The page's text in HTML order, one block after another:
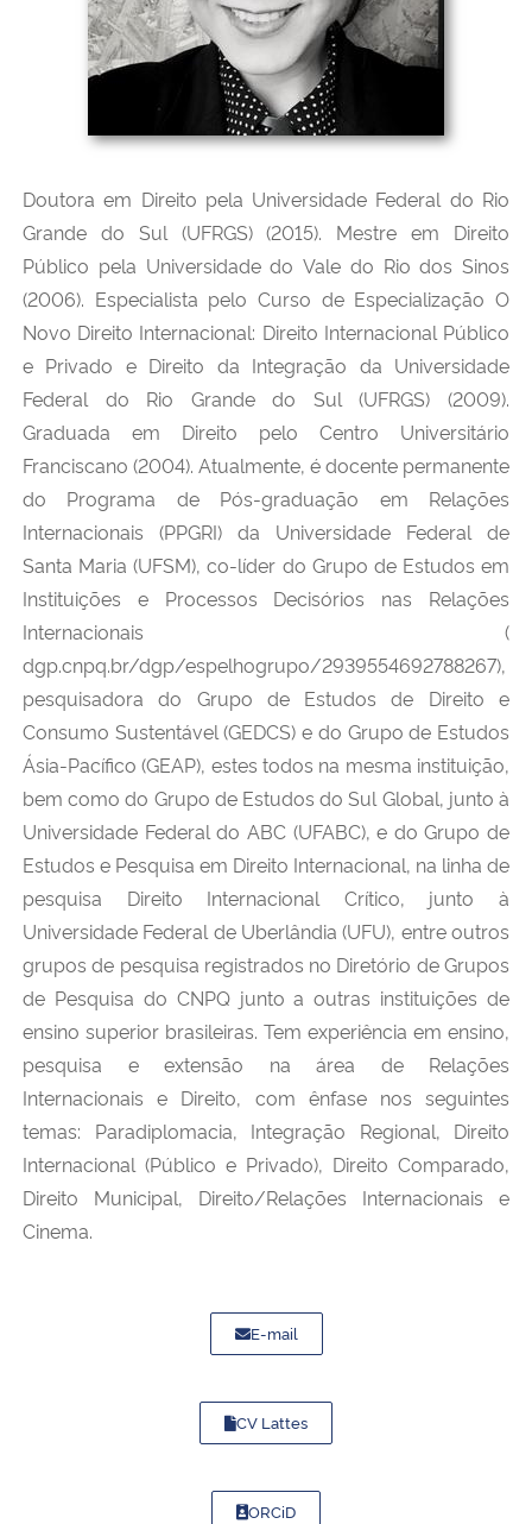
Doutora em Direito pela Universidade Federal do Rio
Grande do Sul (UFRGS) (2015). Mestre em Direito
Público pela Universidade do Vale do Rio dos Sinos
(2006). Especialista pelo Curso de Especialização O
Novo Direito Internacional: Direito Internacional Público
e Privado e Direito da Integração da Universidade
Federal do Rio Grande do Sul (UFRGS) (2009).
Graduada em Direito pelo Centro Universitário
Franciscano (2004). Atualmente, é docente permanente
do Programa de Pós-graduação em Relações
Internacionais (PPGRI) da Universidade Federal de
Santa Maria (UFSM), co-líder do Grupo de Estudos em
Instituições e Processos Decisórios nas Relações
Internacionais (
dgp.cnpq.br/dgp/espelhogrupo/2939554692788267),
pesquisadora do Grupo de Estudos de Direito e
Consumo Sustentável (GEDCS) e do Grupo de Estudos
Ásia-Pacífico (GEAP), estes todos na mesma instituição,
bem como do Grupo de Estudos do Sul Global, junto à
Universidade Federal do ABC (UFABC), e do Grupo de
Estudos e Pesquisa em Direito Internacional, na linha de
pesquisa Direito Internacional Crítico, junto à
Universidade Federal de Uberlândia (UFU), entre outros
grupos de pesquisa registrados no Diretório de Grupos
de Pesquisa do CNPQ junto a outras instituições de
ensino superior brasileiras. Tem experiência em ensino,
pesquisa e extensão na área de Relações
Internacionais e Direito, com ênfase nos seguintes
temas: Paradiplomacia, Integração Regional, Direito
Internacional (Público e Privado), Direito Comparado,
Direito Municipal, Direito/Relações Internacionais e
Cinema.
E-mail
CV Lattes
ORCiD